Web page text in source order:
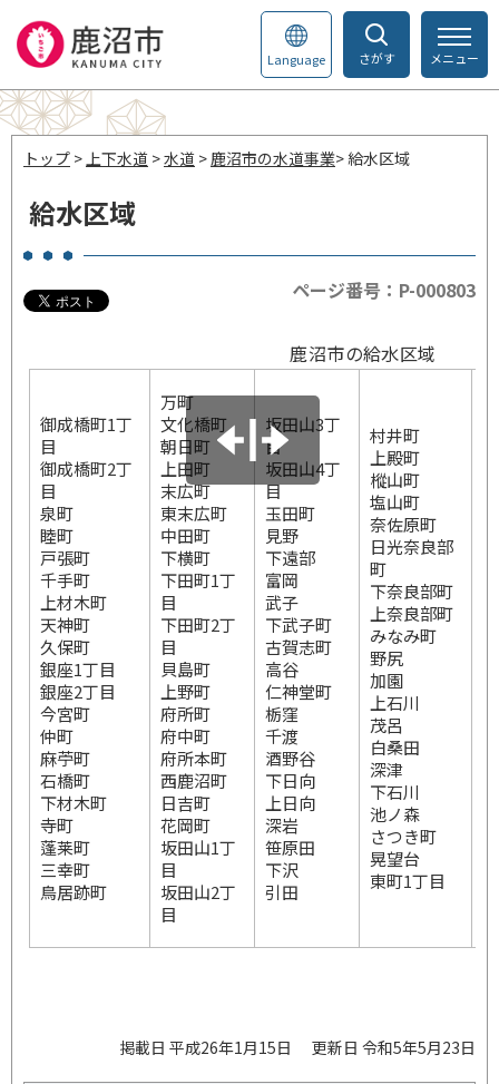
さがす
Language メニュー
トップ >上下水道 >水道 >鹿沼市の水道事業> 給水区域
給水区域
ページ番号：P-000803
鹿沼市の給水区域
御成橋町1丁
目
御成橋町2丁
目
泉町
睦町
戸張町
千手町
上材木町
天神町
久保町
銀座1丁目
銀座2丁目
今宮町
仲町
麻苧町
石橋町
下材木町
寺町
蓬莱町
三幸町
鳥居跡町
万町
文化橋町
朝日町
上田町
末広町
東末広町
中田町
下横町
下田町1丁
目
下田町2丁
目
貝島町
上野町
府所町
府中町
府所本町
西鹿沼町
日吉町
花岡町
坂田山1丁
目
坂田山2丁
目
坂田山3丁
目
坂田山4丁
目
玉田町
見野
下遠部
富岡
武子
下武子町
古賀志町
高谷
仁神堂町
栃窪
千渡
酒野谷
下日向
上日向
深岩
笹原田
下沢
引田
村井町
上殿町
樅山町
塩山町
奈佐原町
日光奈良部
町
下奈良部町
上奈良部町
みなみ町
野尻
加園
上石川
茂呂
白桑田
深津
下石川
池ノ森
さつき町
晃望台
東町1丁目
掲載日 平成26年1月15日 更新日 令和5年5月23日